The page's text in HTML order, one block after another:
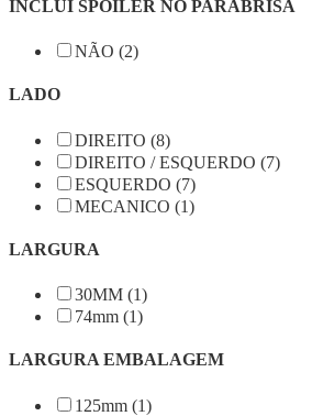
INCLUI SPOILER NO PARABRISA
NÃO (2)
LADO
DIREITO (8)
DIREITO / ESQUERDO (7)
ESQUERDO (7)
MECANICO (1)
LARGURA
30MM (1)
74mm (1)
LARGURA EMBALAGEM
125mm (1)